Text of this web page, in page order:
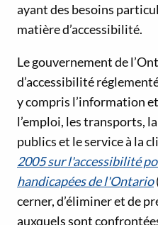
ayant des besoins
matière d’accessibilité.
Le gouvernement de
d’accessibilité
y compris l’information
l’emploi, les transports,
publics et le service à la
2005 sur l'accessibilité
handicapées de l'Ontario
cerner, d’éliminer et de
auxquels sont